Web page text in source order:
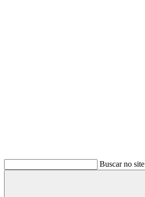
Buscar no site